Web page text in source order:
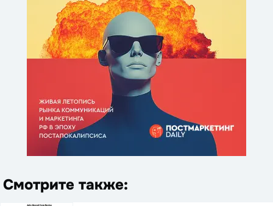
Смотрите также: